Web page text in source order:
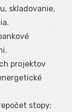
skladovanie,
projektov
stopy;